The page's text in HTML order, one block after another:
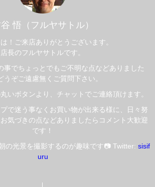
悟（フルヤサトル）
！ご来店ありがとうございます。
店長のフルヤサトルです。
事でちょっとでもご不明な点などありました
うぞご遠慮無くご質問下さい。
いボタンより、チャットでご連絡頂けます。
で迷う事なくお買い物が出来る様に、日々努
気づきの点などありましたらコメント大歓迎
です！
の光景を撮影するのが趣味です📷 Twitter: sisif
uru